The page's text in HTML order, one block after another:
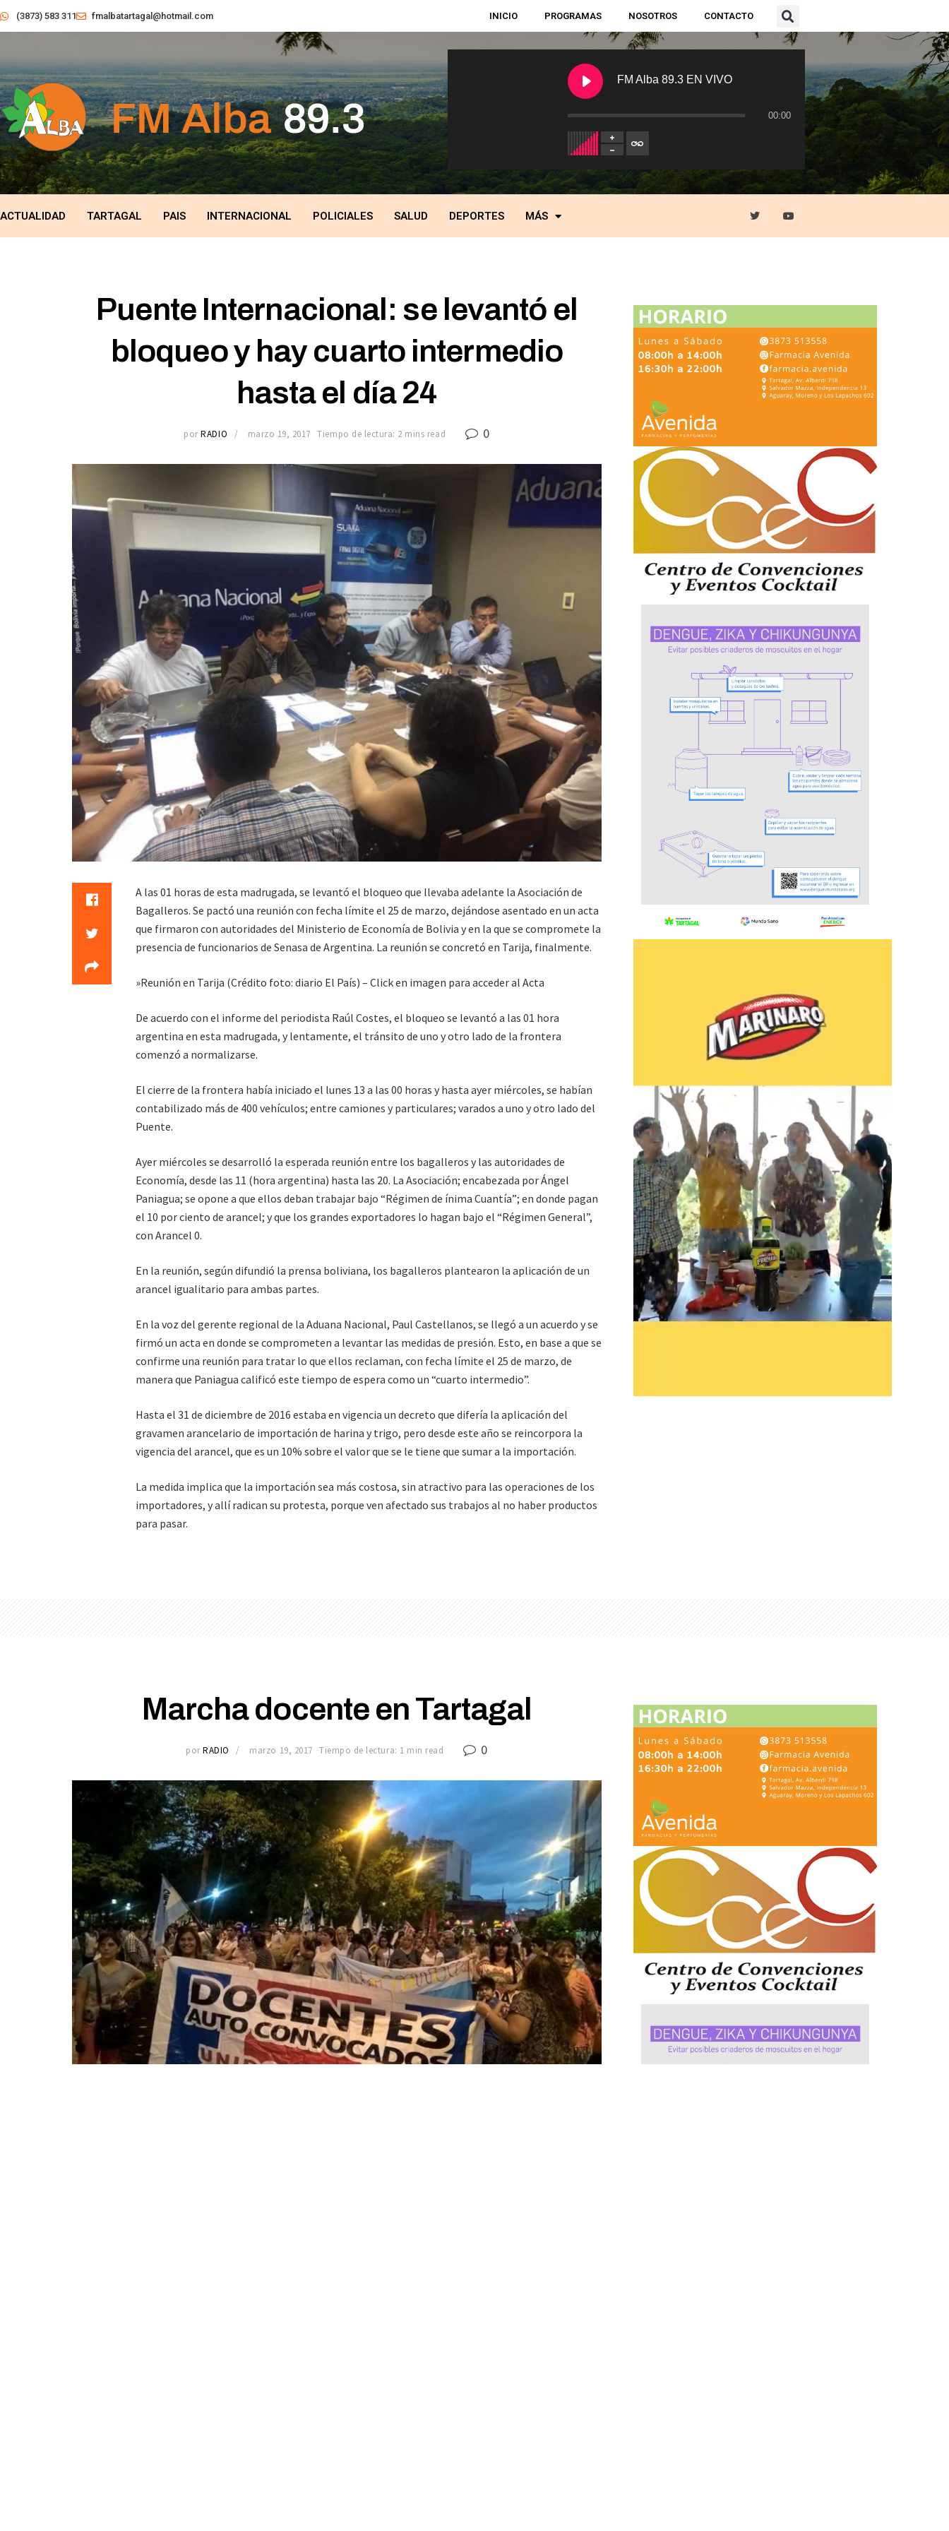
(3873) 583 311 fmalbatartagal@hotmail.com INICIO PROGRAMAS NOSOTROS CONTACTO
FM Alba 89.3 EN VIVO
00:00
ACTUALIDAD TARTAGAL PAIS INTERNACIONAL POLICIALES SALUD DEPORTES MÁS
Puente Internacional: se levantó el
bloqueo y hay cuarto intermedio
hasta el día 24
por RADIO marzo 19, 2017 Tiempo de lectura: 2 mins read 0
A las 01 horas de esta madrugada, se levantó el bloqueo que llevaba adelante la Asociación de
Bagalleros. Se pactó una reunión con fecha límite el 25 de marzo, dejándose asentado en un acta
que firmaron con autoridades del Ministerio de Economía de Bolivia y en la que se compromete la
presencia de funcionarios de Senasa de Argentina. La reunión se concretó en Tarija, finalmente.
»Reunión en Tarija (Crédito foto: diario El País) – Click en imagen para acceder al Acta
De acuerdo con el informe del periodista Raúl Costes, el bloqueo se levantó a las 01 hora
argentina en esta madrugada, y lentamente, el tránsito de uno y otro lado de la frontera
comenzó a normalizarse.
El cierre de la frontera había iniciado el lunes 13 a las 00 horas y hasta ayer miércoles, se habían
contabilizado más de 400 vehículos; entre camiones y particulares; varados a uno y otro lado del
Puente.
Ayer miércoles se desarrolló la esperada reunión entre los bagalleros y las autoridades de
Economía, desde las 11 (hora argentina) hasta las 20. La Asociación; encabezada por Ángel
Paniagua; se opone a que ellos deban trabajar bajo “Régimen de ínima Cuantía”; en donde pagan
el 10 por ciento de arancel; y que los grandes exportadores lo hagan bajo el “Régimen General”,
con Arancel 0.
En la reunión, según difundió la prensa boliviana, los bagalleros plantearon la aplicación de un
arancel igualitario para ambas partes.
En la voz del gerente regional de la Aduana Nacional, Paul Castellanos, se llegó a un acuerdo y se
firmó un acta en donde se comprometen a levantar las medidas de presión. Esto, en base a que se
confirme una reunión para tratar lo que ellos reclaman, con fecha límite el 25 de marzo, de
manera que Paniagua calificó este tiempo de espera como un “cuarto intermedio”.
Hasta el 31 de diciembre de 2016 estaba en vigencia un decreto que difería la aplicación del
gravamen arancelario de importación de harina y trigo, pero desde este año se reincorpora la
vigencia del arancel, que es un 10% sobre el valor que se le tiene que sumar a la importación.
La medida implica que la importación sea más costosa, sin atractivo para las operaciones de los
importadores, y allí radican su protesta, porque ven afectado sus trabajos al no haber productos
para pasar.
Marcha docente en Tartagal
por RADIO marzo 19, 2017 Tiempo de lectura: 1 min read 0